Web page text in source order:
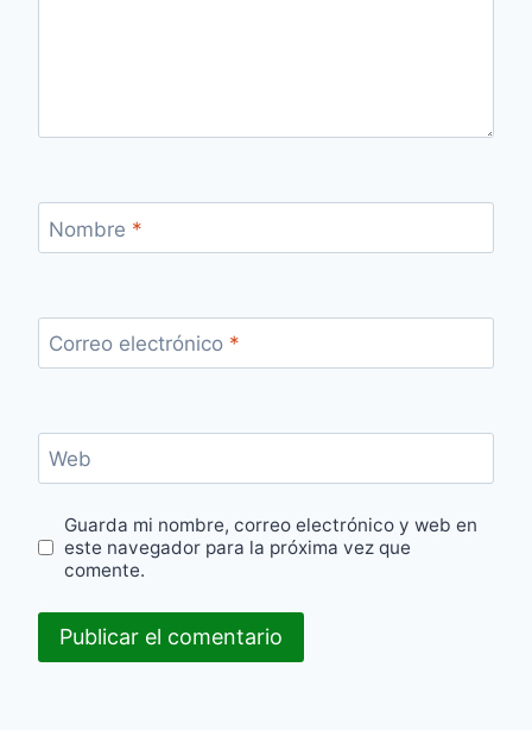
Nombre *
Correo electrónico *
Web
Guarda mi nombre, correo electrónico y web en
este navegador para la próxima vez que
comente.